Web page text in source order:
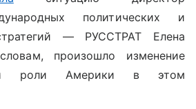
политических и
— РУССТРАТ Елена
произошло изменение
роли Америки в этом